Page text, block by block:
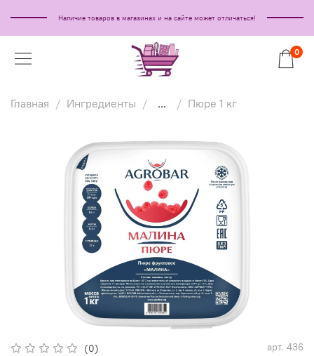
Наличие товаров в магазинах и на сайте может отличаться!
0
Главная Ингредиенты ... Пюре 1 кг
(0) арт. 436